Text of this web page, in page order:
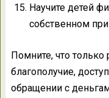
Научите детей
собственном
Помните, что
благополучие,
обращении с